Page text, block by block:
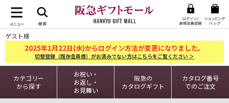
ゲスト様
2025年1月22日(水)からログイン方法が変更になりました。
切替登録（既存会員様）がお済みでない方はこちらをご覧ください ＞
カテゴリー
から探す
お祝い・
お返し・
お見舞い
阪急の
カタログギフト
カタログ番号
でのご注文